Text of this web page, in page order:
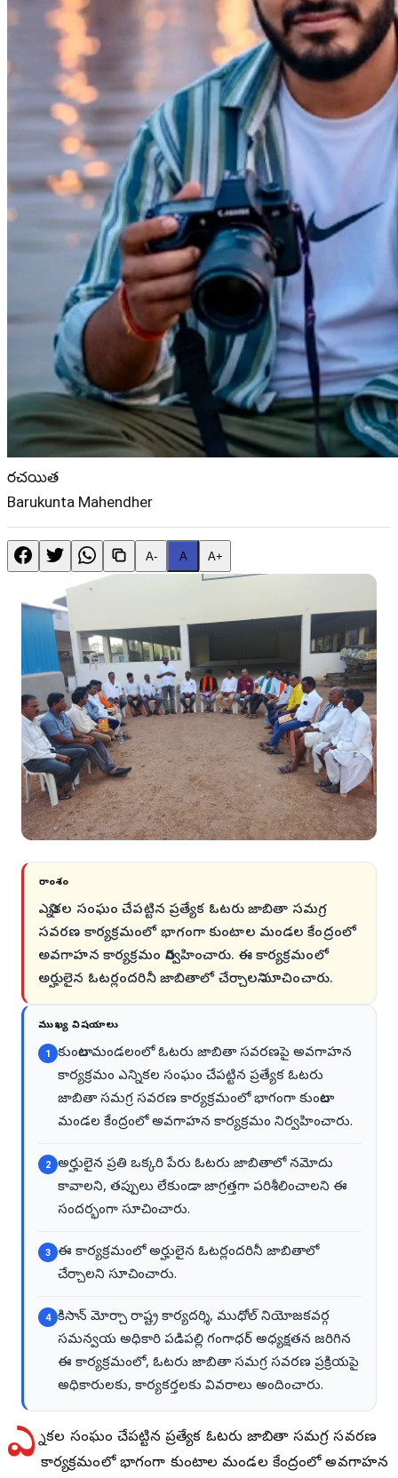
రచయిత
Barukunta Mahendher
A- A A+
సారాంశం
ఎన్నికల సంఘం చేపట్టిన ప్రత్యేక ఓటరు జాబితా సమగ్ర
సవరణ కార్యక్రమంలో భాగంగా కుంటాల మండల కేంద్రంలో
అవగాహన కార్యక్రమం నిర్వహించారు. ఈ కార్యక్రమంలో
అర్హులైన ఓటర్లందరినీ జాబితాలో చేర్చాలని సూచించారు.
ముఖ్య విషయాలు
1
కుంటాల మండలంలో ఓటరు జాబితా సవరణపై అవగాహన
కార్యక్రమం ఎన్నికల సంఘం చేపట్టిన ప్రత్యేక ఓటరు
జాబితా సమగ్ర సవరణ కార్యక్రమంలో భాగంగా కుంటాల
మండల కేంద్రంలో అవగాహన కార్యక్రమం నిర్వహించారు.
2
అర్హులైన ప్రతి ఒక్కరి పేరు ఓటరు జాబితాలో నమోదు
కావాలని, తప్పులు లేకుండా జాగ్రత్తగా పరిశీలించాలని ఈ
సందర్భంగా సూచించారు.
3
ఈ కార్యక్రమంలో అర్హులైన ఓటర్లందరినీ జాబితాలో
చేర్చాలని సూచించారు.
4
కిసాన్ మోర్చా రాష్ట్ర కార్యదర్శి, ముధోల్ నియోజకవర్గ
సమన్వయ అధికారి పడిపల్లి గంగాధర్ అధ్యక్షతన జరిగిన
ఈ కార్యక్రమంలో, ఓటరు జాబితా సమగ్ర సవరణ ప్రక్రియపై
అధికారులకు, కార్యకర్తలకు వివరాలు అందించారు.
ఎ న్నికల సంఘం చేపట్టిన ప్రత్యేక ఓటరు జాబితా సమగ్ర సవరణ
కార్యక్రమంలో భాగంగా కుంటాల మండల కేంద్రంలో అవగాహన